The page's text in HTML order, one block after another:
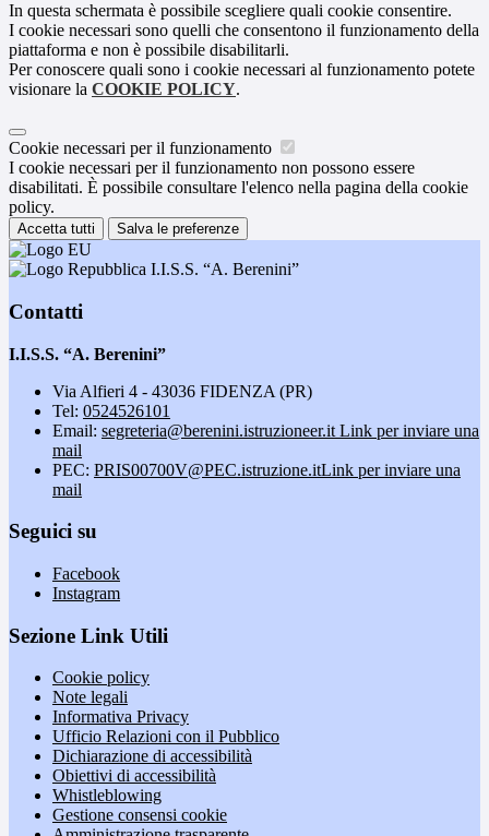
In questa schermata è possibile scegliere quali cookie consentire.
I cookie necessari sono quelli che consentono il funzionamento della
piattaforma e non è possibile disabilitarli.
Per conoscere quali sono i cookie necessari al funzionamento potete
visionare la COOKIE POLICY.
Cookie necessari per il funzionamento
I cookie necessari per il funzionamento non possono essere
disabilitati. È possibile consultare l'elenco nella pagina della cookie
policy.
Accetta tutti Salva le preferenze
I.I.S.S. “A. Berenini”
Contatti
I.I.S.S. “A. Berenini”
Via Alfieri 4 - 43036 FIDENZA (PR)
Tel: 0524526101
Email: segreteria@berenini.istruzioneer.it Link per inviare una
mail
PEC: PRIS00700V@PEC.istruzione.itLink per inviare una
mail
Seguici su
Facebook
Instagram
Sezione Link Utili
Cookie policy
Note legali
Informativa Privacy
Ufficio Relazioni con il Pubblico
Dichiarazione di accessibilità
Obiettivi di accessibilità
Whistleblowing
Gestione consensi cookie